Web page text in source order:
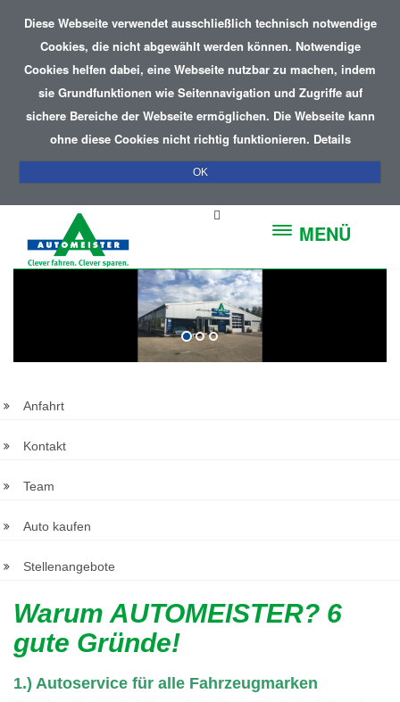
Diese Webseite verwendet ausschließlich technisch notwendige
Cookies, die nicht abgewählt werden können. Notwendige
Cookies helfen dabei, eine Webseite nutzbar zu machen, indem
sie Grundfunktionen wie Seitennavigation und Zugriffe auf
sichere Bereiche der Webseite ermöglichen. Die Webseite kann
ohne diese Cookies nicht richtig funktionieren. Details
OK
MENÜ
Anfahrt
Kontakt
Team
Auto kaufen
Stellenangebote
Warum AUTOMEISTER? 6
gute Gründe!
1.) Autoservice für alle Fahrzeugmarken